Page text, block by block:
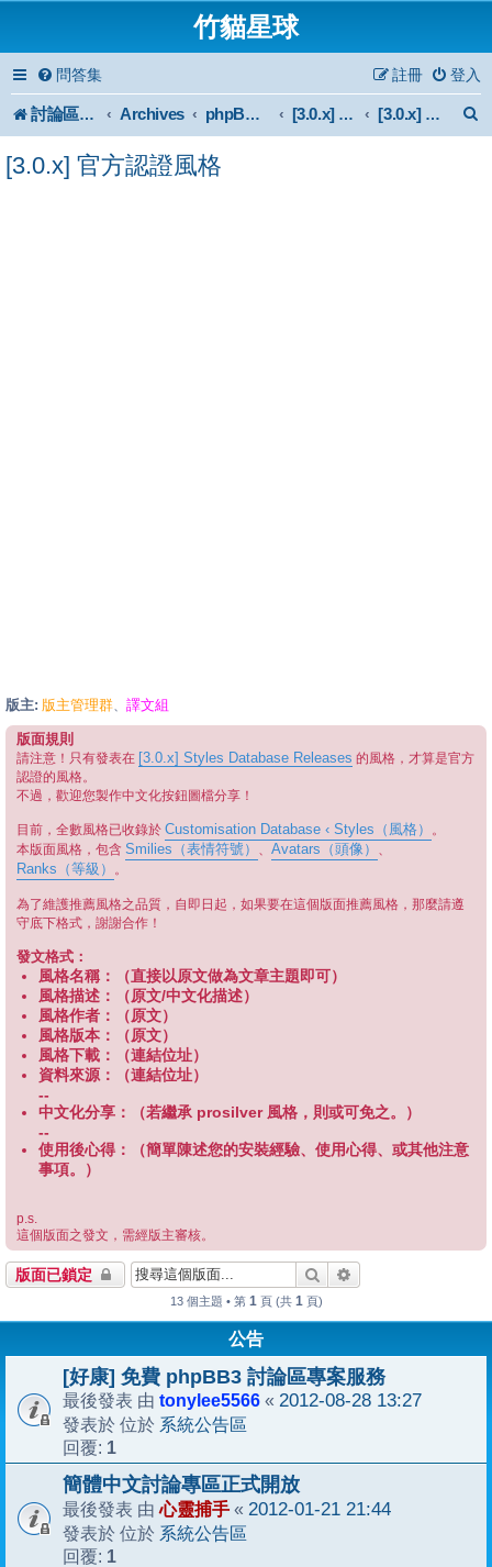
竹貓星球
問答集 登入
註冊
討論區首頁 Archives phpBB 3.0.x Forum Archive [3.0.x] Style [3.0.x] 官方認證風格
[3.0.x] 官方認證風格
版主: 版主管理群、 譯文組
版面規則
請注意！只有發表在 [3.0.x] Styles Database Releases 的風格，才算是官方
認證的風格。
不過，歡迎您製作中文化按鈕圖檔分享！
目前，全數風格已收錄於 Customisation Database ‹ Styles（風格）
。
本版面風格，包含 Smilies（表情符號） 、 Avatars（頭像） 、
Ranks（等級） 。
為了維護推薦風格之品質，自即日起，如果要在這個版面推薦風格，那麼請遵
守底下格式，謝謝合作！
發文格式：
風格名稱：（直接以原文做為文章主題即可）
風格描述：（原文/中文化描述）
風格作者：（原文）
風格版本：（原文）
風格下載：（連結位址）
資料來源：（連結位址）
--
中文化分享：（若繼承 prosilver 風格，則或可免之。）
--
使用後心得：（簡單陳述您的安裝經驗、使用心得、或其他注意
事項。）
p.s.
這個版面之發文，需經版主審核。
版面已鎖定 搜尋
13 個主題 • 第 1 頁 (共 1 頁)
公告
[好康] 免費 phpBB3 討論區專案服務
最後發表 由 tonylee5566 « 2012-08-28 13:27
發表於 位於 系統公告區
回覆: 1
簡體中文討論專區正式開放
最後發表 由心靈捕手 « 2012-01-21 21:44
發表於 位於 系統公告區
回覆: 1